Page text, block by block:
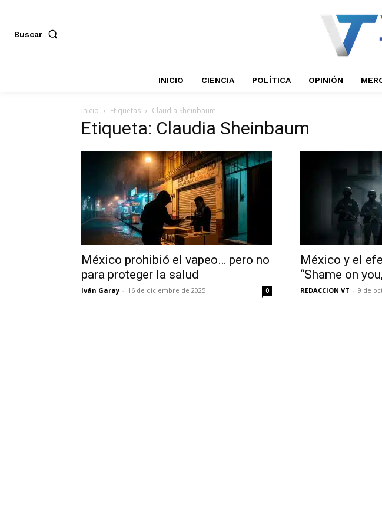
Buscar
INICIO CIENCIA POLÍTICA OPINIÓN
Inicio Etiquetas Claudia Sheinbaum
Etiqueta: Claudia Sheinbaum
México prohibió el vapeo… pero no
para proteger la salud
Iván Garay - 16 de diciembre de 2025 0
México y el
“Shame on
REDACCION VT - 9 de